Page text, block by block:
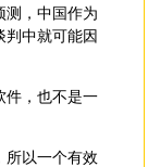
测，中国作为
中就可能因
，也不是一
以一个有效